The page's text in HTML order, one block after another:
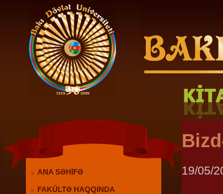
ANA SƏHİFƏ
FAKÜLTƏ HAQQINDA
19/05/